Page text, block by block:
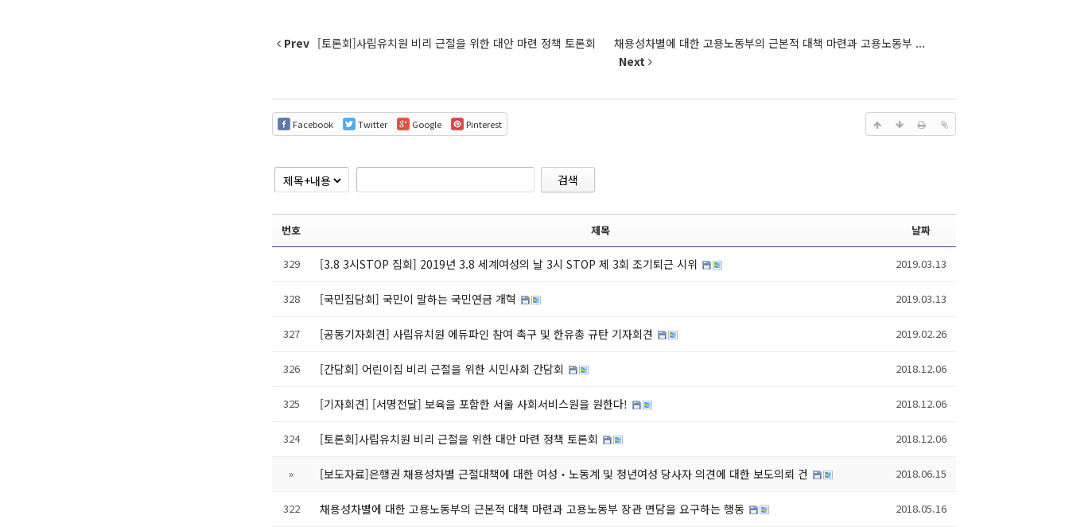
Prev [토론회]사립유치원 비리 근절을 위한 대안 마련 정책 토론회
채용성차별에 대한 고용노동부의 근본적 대책 마련과 고용노동부 ...
Next
Facebook Twitter Google Pinterest
검색
번호 제목 날짜
329 [3.8 3시STOP 집회] 2019년 3.8 세계여성의 날 3시 STOP 제 3회 조기퇴근 시위 2019.03.13
328 [국민집담회] 국민이 말하는 국민연금 개혁 2019.03.13
327 [공동기자회견] 사립유치원 에듀파인 참여 촉구 및 한유총 규탄 기자회견 2019.02.26
326 [간담회] 어린이집 비리 근절을 위한 시민사회 간담회 2018.12.06
325 [기자회견] [서명전달] 보육을 포함한 서울 사회서비스원을 원한다! 2018.12.06
324 [토론회]사립유치원 비리 근절을 위한 대안 마련 정책 토론회 2018.12.06
» [보도자료]은행권 채용성차별 근절대책에 대한 여성‧노동계 및 청년여성 당사자 의견에 대한 보도의뢰 건 2018.06.15
322 채용성차별에 대한 고용노동부의 근본적 대책 마련과 고용노동부 장관 면담을 요구하는 행동 2018.05.16